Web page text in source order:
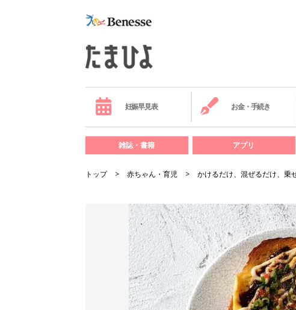
妊娠早見表 お金・手続き
雑誌・書籍 アプリ
トップ 赤ちゃん・育児 かけるだけ、混ぜるだけ、乗